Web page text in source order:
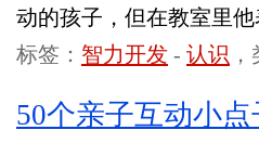
动的孩子，但在教室里
标签： 智力开发 - 认识
50个亲子互动小点